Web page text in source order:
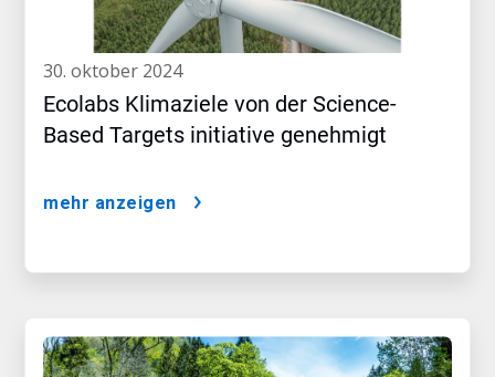
30. oktober 2024
Ecolabs Klimaziele von der Science-
Based Targets initiative genehmigt
mehr anzeigen